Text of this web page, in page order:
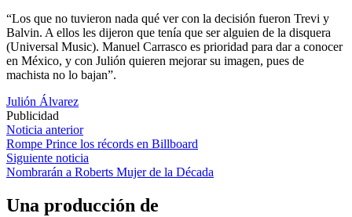
“Los que no tuvieron nada qué ver con la decisión fueron Trevi y
Balvin. A ellos les dijeron que tenía que ser alguien de la disquera
(Universal Music). Manuel Carrasco es prioridad para dar a conocer
en México, y con Julión quieren mejorar su imagen, pues de
machista no lo bajan”.
Julión Álvarez
Publicidad
Navegación
de
entradas
Noticia anterior
Rompe Prince los récords en Billboard
Siguiente noticia
Nombrarán a Roberts Mujer de la Década
Una producción de